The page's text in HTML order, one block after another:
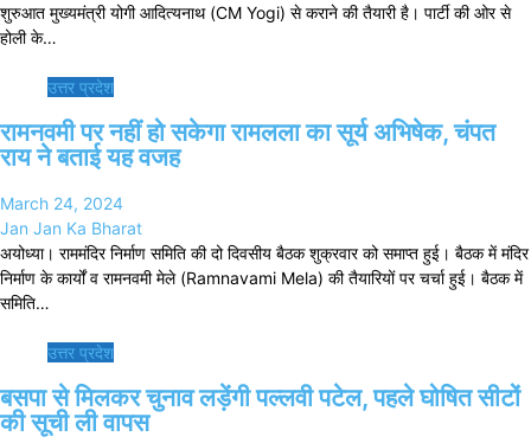
शुरुआत मुख्यमंत्री योगी आदित्यनाथ (CM Yogi) से कराने की तैयारी है। पार्टी की ओर से
होली के…
उत्तर प्रदेश
रामनवमी पर नहीं हो सकेगा रामलला का सूर्य अभिषेक, चंपत
राय ने बताई यह वजह
March 24, 2024
Jan Jan Ka Bharat
अयोध्या। राममंदिर निर्माण समिति की दो दिवसीय बैठक शुक्रवार को समाप्त हुई। बैठक में मंदिर
निर्माण के कार्यों व रामनवमी मेले (Ramnavami Mela) की तैयारियों पर चर्चा हुई। बैठक में
समिति…
उत्तर प्रदेश
बसपा से मिलकर चुनाव लड़ेंगी पल्लवी पटेल, पहले घोषित सीटों
की सूची ली वापस